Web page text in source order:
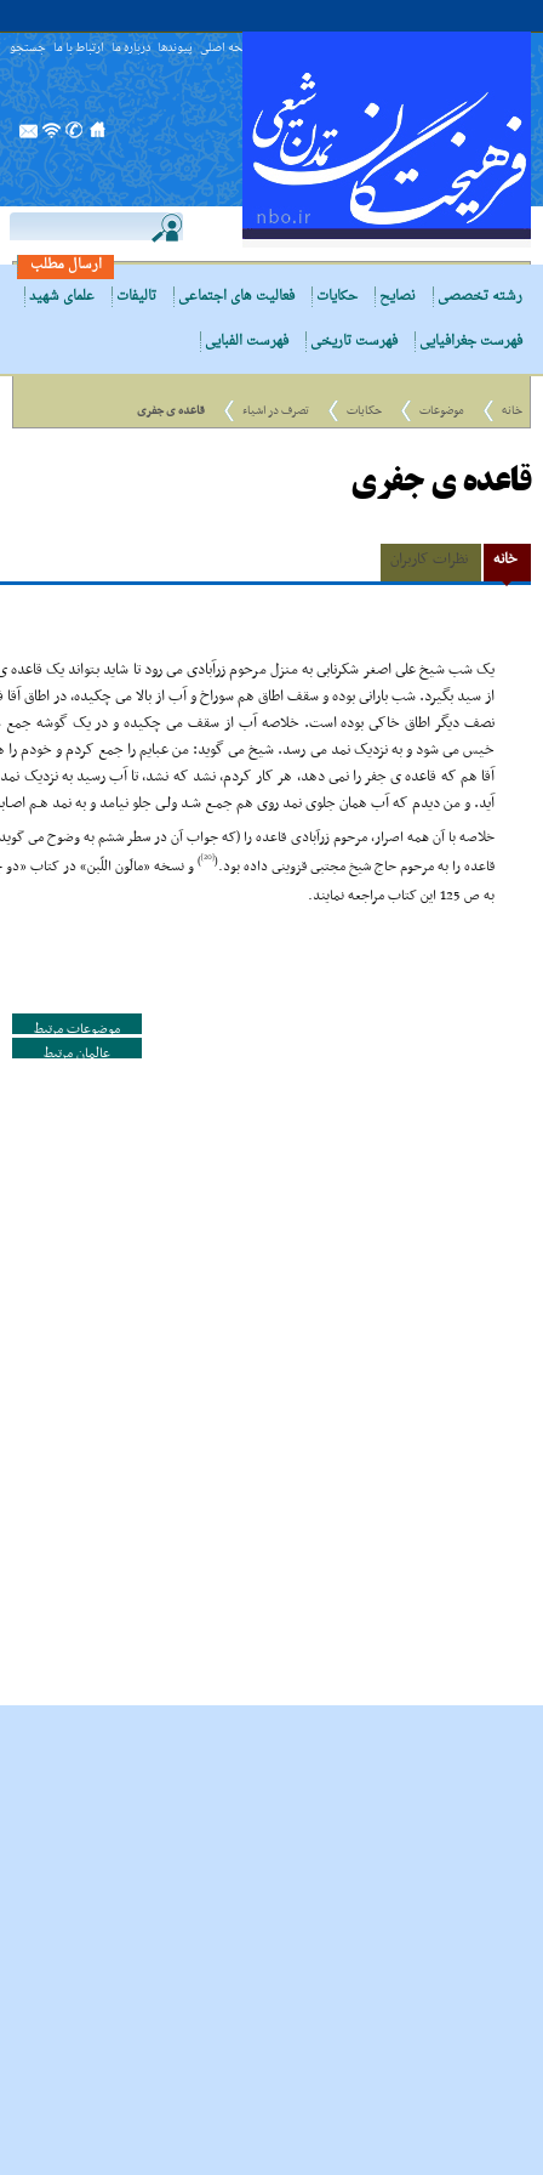
صفحه اصلی پیوندها درباره ما ارتباط با ما جستجو
ارسال مطلب
رشته تخصصی
نصایح حکایات فعالیت های اجتماعی تالیفات
علمای شهید
فهرست جغرافیایی
فهرست تاریخی فهرست الفبایی
خانه موضوعات حکایات تصرف در اشیاء قاعده ى جفرى
قاعده ى جفرى
خانه نظرات کاربران
یک شب شیخ على اصغر شکرنابى به منزل مرحوم زرآبادى مى رود تا شاید بتواند یک
از سید بگیرد. شب بارانى بوده و سقف اطاق هم سوراخ و آب از بالا مى چکیده، در اطاق
نصف دیگر اطاق خاکى بوده است. خلاصه آب از سقف مى چکیده و در یک گوشه جمع
خیس مى شود و به نزدیک نمد مى رسد. شیخ مى گوید: من عبایم را جمع کردم و خودم
آقا هم که قاعده ى جفر را نمى دهد، هر کار کردم، نشد که نشد، تا آب رسید به نزدیک
آید. و من دیدم که آب همان جلوى نمد روى هم جمـع شـد ولـى جلو نیامد و به نمد هـم
خلاصه با آن همه اصرار، مرحوم زرآبادى قاعده را (که جواب آن در سطر ششم به وضوح مى
قاعده را به مرحوم حاج شیخ مجتبى قزوینى داده بود.(
[20]
)و نسخه «مالَون اللّبن» در کتاب
به ص 125 این کتاب مراجعه نمایند.
موضوعات مرتبط
عالمان مرتبط